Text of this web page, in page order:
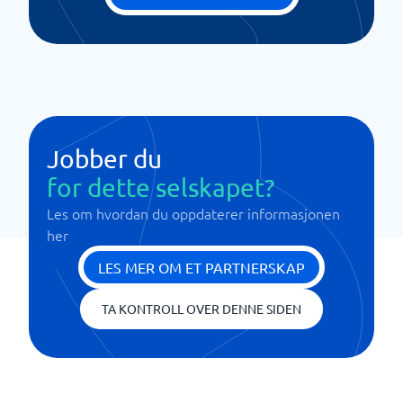
Jobber du
for dette selskapet?
Les om hvordan du oppdaterer informasjonen
her
LES MER OM ET PARTNERSKAP
TA KONTROLL OVER DENNE SIDEN